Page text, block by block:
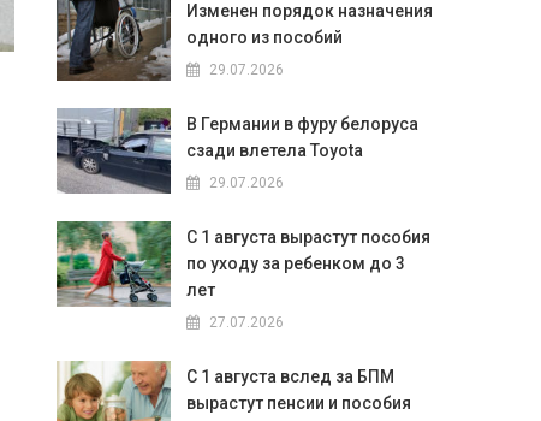
Изменен порядок назначения
одного из пособий
29.07.2026
В Германии в фуру белоруса
сзади влетела Toyota
29.07.2026
С 1 августа вырастут пособия
по уходу за ребенком до 3
лет
27.07.2026
С 1 августа вслед за БПМ
вырастут пенсии и пособия